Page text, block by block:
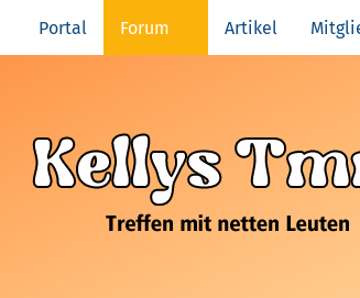
Portal Forum Artikel